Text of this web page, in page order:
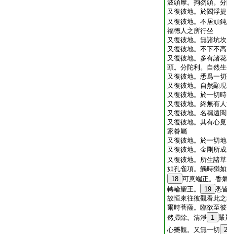
波頭摩。拘勿頭。
又復彼地。於閻浮
又復彼地。不居頑
福徳人之所行坐
又復彼地。無諸坑
又復彼地。不下不
又復彼地。多有諸
頭。分陀利。自然
又復彼地。悉爲一
又復彼地。自然顯現
又復彼地。於一切
又復彼地。終無有
又復彼地。名稱遠
又復彼地。其有心
家眷屬
又復彼地。於一切
又復彼地。金剛所成
又復彼地。所生諸
如孔雀項。觸時猶
18 可憙端正。香
轉輪聖王。
19 悉
故恒來往彼觀看此
爾時菩薩。臨欲至
然掃除。清淨 1 嚴
心樂觀。又無一切 2